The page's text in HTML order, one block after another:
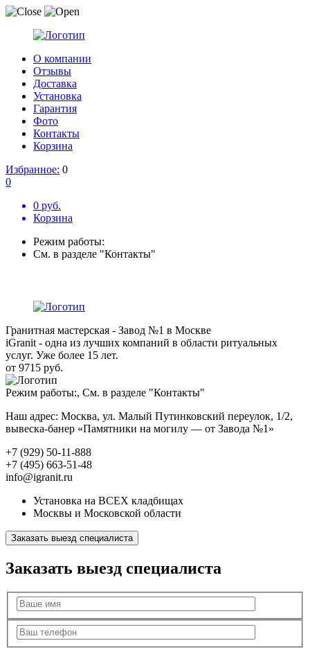
О компании
Отзывы
Доставка
Установка
Гарантия
Фото
Контакты
Корзина
Избранное: 0
0
0 руб.
Корзина
Режим работы:
См. в разделе "Контакты"
Гранитная мастерская - Завод №1 в Москве
iGranit - одна из лучших компаний в области ритуальных
услуг. Уже более 15 лет.
от 9715 руб.
Режим работы:, См. в разделе "Контакты"
Наш адрес: Москва, ул. Малый Путинковский переулок, 1/2,
вывеска-банер «Памятники на могилу — от Завода №1»
+7 (929) 50-11-888
+7 (495) 663-51-48
info@igranit.ru
Установка на ВСЕХ кладбищах
Москвы и Московской области
Заказать выезд специалиста
Заказать выезд специалиста